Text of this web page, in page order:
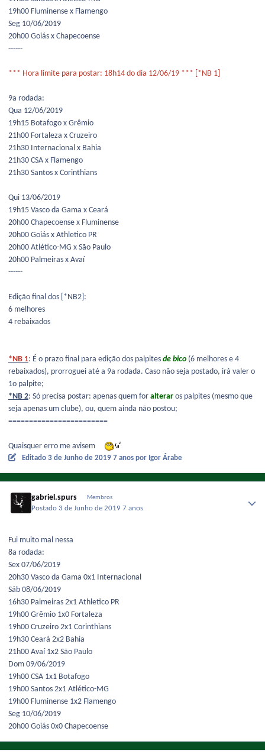
19h00 Fluminense x Flamengo
Seg 10/06/2019
20h00 Goiás x Chapecoense
------
*** Hora limite para postar: 18h14 do dia 12/06/19 *** [*NB 1]
9a rodada:
Qua 12/06/2019
19h15 Botafogo x Grêmio
21h00 Fortaleza x Cruzeiro
21h30 Internacional x Bahia
21h30 CSA x Flamengo
21h30 Santos x Corinthians
Qui 13/06/2019
19h15 Vasco da Gama x Ceará
20h00 Chapecoense x Fluminense
20h00 Goiás x Athletico PR
20h00 Atlético-MG x São Paulo
20h00 Palmeiras x Avaí
------
Edição final dos [*NB2]:
6 melhores
4 rebaixados
*NB 1: É o prazo final para edição dos palpites de bico (6 melhores e 4
rebaixados), prorroguei até a 9a rodada. Caso não seja postado, irá valer o
1o palpite;
*NB 2: Só precisa postar: apenas quem for alterar os palpites (mesmo que
seja apenas um clube), ou, quem ainda não postou;
========================
Quaisquer erro me avisem
Editado 3 de Junho de 2019 7 anos por Igor Árabe
gabriel.spurs Membros
Postado 3 de Junho de 2019 7 anos
Fui muito mal nessa
8a rodada:
Sex 07/06/2019
20h30 Vasco da Gama 0x1 Internacional
Sáb 08/06/2019
16h30 Palmeiras 2x1 Athletico PR
19h00 Grêmio 1x0 Fortaleza
19h00 Cruzeiro 2x1 Corinthians
19h30 Ceará 2x2 Bahia
21h00 Avaí 1x2 São Paulo
Dom 09/06/2019
19h00 CSA 1x1 Botafogo
19h00 Santos 2x1 Atlético-MG
19h00 Fluminense 1x2 Flamengo
Seg 10/06/2019
20h00 Goiás 0x0 Chapecoense